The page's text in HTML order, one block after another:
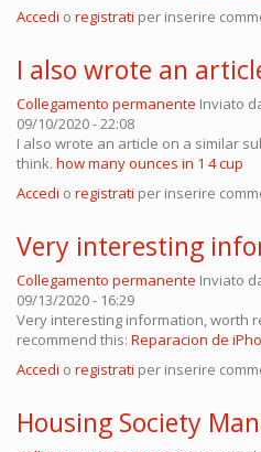
Accedi o registrati per inserire
I also wrote an
Collegamento permanente Inviato
09/10/2020 - 22:08
I also wrote an article on a similar
think. how many ounces in 1 4 cup
Accedi o registrati per inserire
Very interesting
Collegamento permanente Inviato
09/13/2020 - 16:29
Very interesting information, worth
recommend this: Reparacion de
Accedi o registrati per inserire
Housing Society